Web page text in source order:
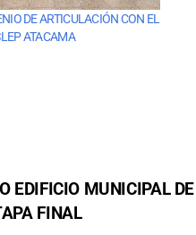
DE ARTICULACIÓN CON EL
ATACAMA
EDIFICIO MUNICIPAL
FINAL